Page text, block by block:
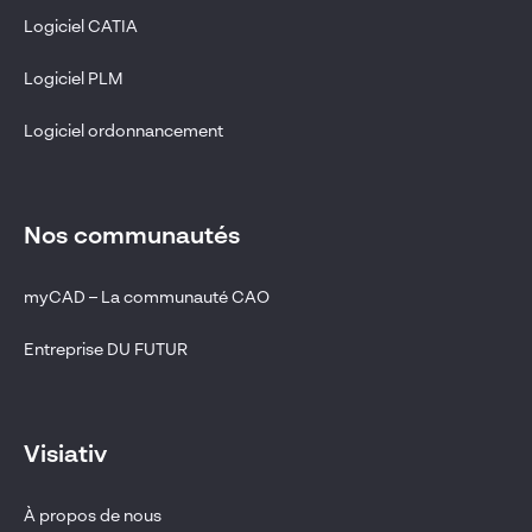
Logiciel CATIA
Logiciel PLM
Logiciel ordonnancement
Nos communautés
myCAD – La communauté CAO
Entreprise DU FUTUR
Visiativ
À propos de nous